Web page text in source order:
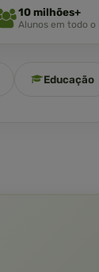
10 milhões+
Alunos em todo o
Educação